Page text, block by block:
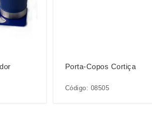
Porta-Copos Cortiça
Código: 08505